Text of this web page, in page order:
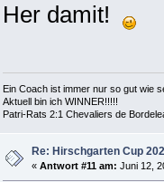
Her damit!
Ein Coach ist immer nur so gut wie
Aktuell bin ich WINNER!!!!!
Patri-Rats 2:1 Chevaliers de
Re: Hirschgarten Cup
« Antwort #11 am: Juni 12,